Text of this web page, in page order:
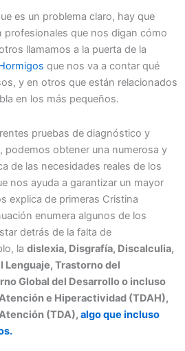
es un problema claro, hay que
que nos digan cómo
llamamos a la puerta de la
que nos va a contar qué
y en otros que están relacionados
en los más pequeños.
pruebas de diagnóstico y
podemos obtener una numerosa y
de las necesidades reales de los
nos ayuda a garantizar un mayor
explica de primeras Cristina
enumera algunos de los
detrás de la falta de
la dislexia, Disgrafía, Discalculia,
Trastorno del
Global del Desarrollo o incluso
e Hiperactividad (TDAH),
(TDA), algo que incluso